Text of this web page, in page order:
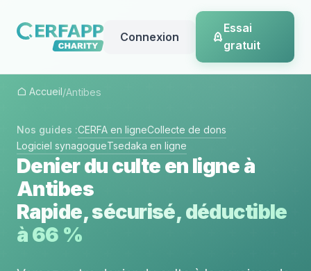
Connexion
Essai
gratuit
Accueil/Antibes
Nos guides :CERFA en ligneCollecte de dons
Logiciel synagogueTsedaka en ligne
Denier du culte en ligne à
Antibes
Rapide, sécurisé, déductible
à 66 %